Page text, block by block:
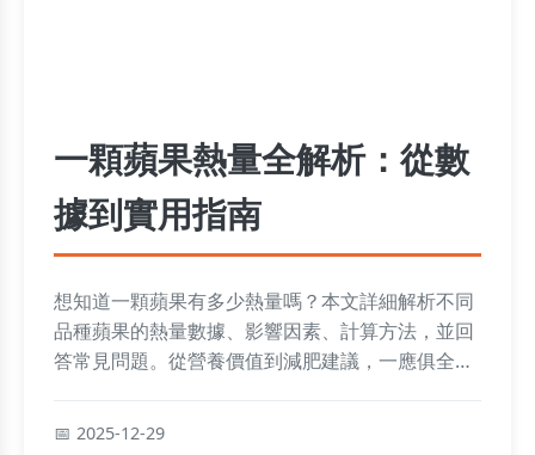
一顆蘋果熱量全解析：從數
據到實用指南
想知道一顆蘋果有多少熱量嗎？本文詳細解析不同
品種蘋果的熱量數據、影響因素、計算方法，並回
答常見問題。從營養價值到減肥建議，一應俱全，
2025-12-29